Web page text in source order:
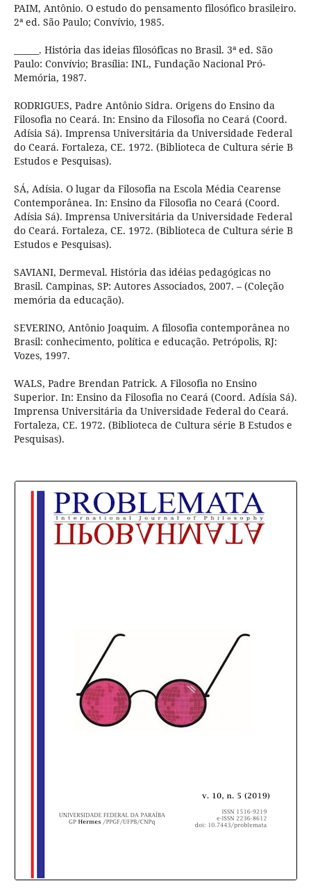
PAIM, Antônio. O estudo do pensamento filosófico brasileiro.
2ª ed. São Paulo; Convívio, 1985.
______. História das ideias filosóficas no Brasil. 3ª ed. São
Paulo: Convívio; Brasília: INL, Fundação Nacional Pró-
Memória, 1987.
RODRIGUES, Padre Antônio Sidra. Origens do Ensino da
Filosofia no Ceará. In: Ensino da Filosofia no Ceará (Coord.
Adísia Sá). Imprensa Universitária da Universidade Federal
do Ceará. Fortaleza, CE. 1972. (Biblioteca de Cultura série B
Estudos e Pesquisas).
SÁ, Adísia. O lugar da Filosofia na Escola Média Cearense
Contemporânea. In: Ensino da Filosofia no Ceará (Coord.
Adísia Sá). Imprensa Universitária da Universidade Federal
do Ceará. Fortaleza, CE. 1972. (Biblioteca de Cultura série B
Estudos e Pesquisas).
SAVIANI, Dermeval. História das idéias pedagógicas no
Brasil. Campinas, SP: Autores Associados, 2007. – (Coleção
memória da educação).
SEVERINO, Antônio Joaquim. A filosofia contemporânea no
Brasil: conhecimento, política e educação. Petrópolis, RJ:
Vozes, 1997.
WALS, Padre Brendan Patrick. A Filosofia no Ensino
Superior. In: Ensino da Filosofia no Ceará (Coord. Adísia Sá).
Imprensa Universitária da Universidade Federal do Ceará.
Fortaleza, CE. 1972. (Biblioteca de Cultura série B Estudos e
Pesquisas).